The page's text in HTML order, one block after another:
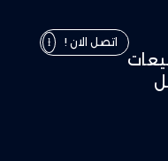
اتصل الان !